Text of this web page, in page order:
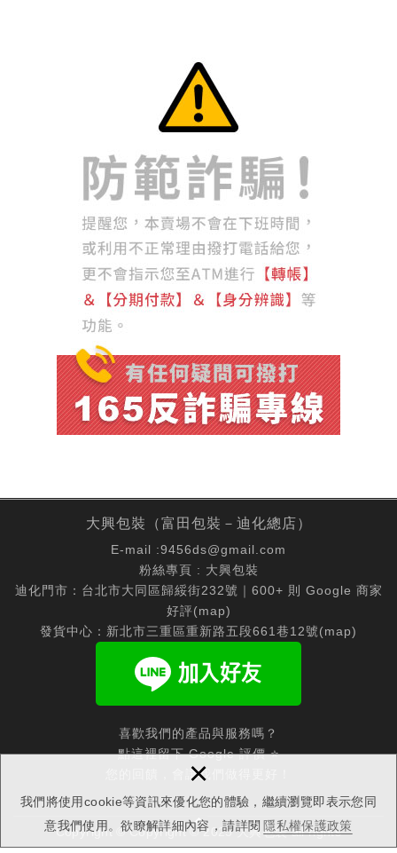
我們將使用cookie等資訊來優化您的體驗，繼續瀏覽即表示您同
意我們使用。欲瞭解詳細內容，請詳閱 隱私權保護政策
×
大興包裝（富田包裝－迪化總店）
E-mail :9456ds@gmail.com
粉絲專頁 : 大興包裝
迪化門市：台北市大同區歸綏街232號｜600+ 則 Google 商家
好評(map)
發貨中心：新北市三重區重新路五段661巷12號(map)
喜歡我們的產品與服務嗎？
點這裡留下 Google 評價 ⭐
您的回饋，會讓我們做得更好！
Copyright © Copyright © 2025 大興包裝 all rights